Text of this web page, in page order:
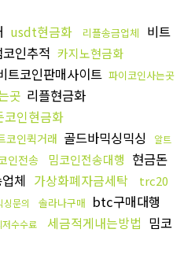
usdt현금화 리플송금업체
비트
인추적 카지노현금화
트코인판매사이트 파이코인사는곳
곳 리플현금화
코인현금화
코인퀵거래 골드바믹싱믹싱
알트
인전송 밈코인전송대행 현금돈
체 가상화폐자금세탁
trc20
싱문의 솔라나구매 btc구매대행
수수료 세금적게내는방법 밈코